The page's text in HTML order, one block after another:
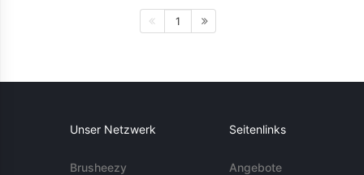
1
Unser Netzwerk
Brusheezy
Seitenlinks
Angebote